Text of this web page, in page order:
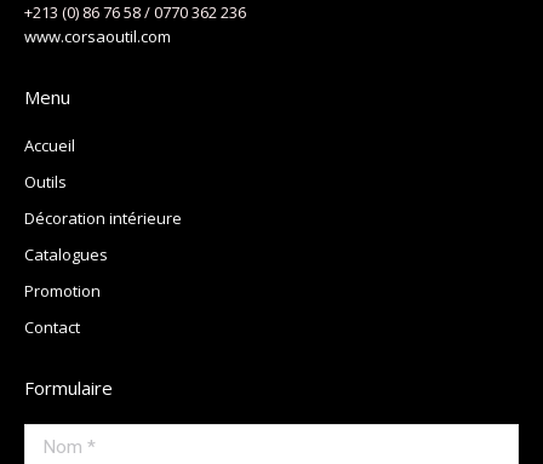
+213 (0) 86 76 58 / 0770 362 236
www.corsaoutil.com
Menu
Accueil
Outils
Décoration intérieure
Catalogues
Promotion
Contact
Formulaire
Nom *